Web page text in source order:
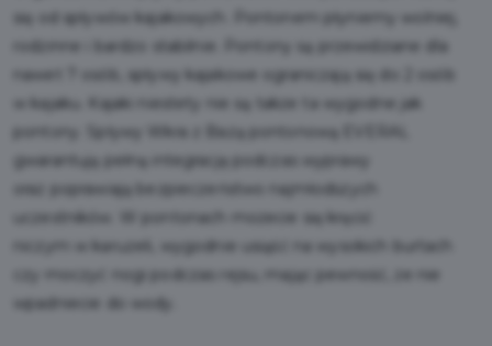
się od spływów kajakowych. Pontonem płyniemy wolniej,
rodzinne i bardzo stabilnie. Pontony są przewidziane dla
nawet 7 osób, spływy kajakowe ograniczają się do 2 osób
w kajaku. Kajaki niestety nie są także ta wygodne jak
pontony. Spływy Wkra z Bazą pontonową EVERAL
gwarantują pełną integrację podczas wyprawy
oraz poprawiają bezpieczeństwo najmłodszych
uczestników. W pontonach możecie się kręcić
niczym w karuzeli, wygodnie usiąść na wysokich burtach
czy moczyć nogi podczas rejsu, mając pewność, że nie
wpadniecie do wody.